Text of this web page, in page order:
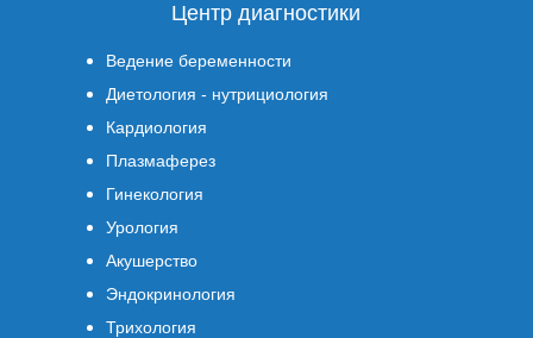
Центр диагностики
Ведение беременности
Диетология - нутрициология
Кардиология
Плазмаферез
Гинекология
Урология
Акушерство
Эндокринология
Трихология